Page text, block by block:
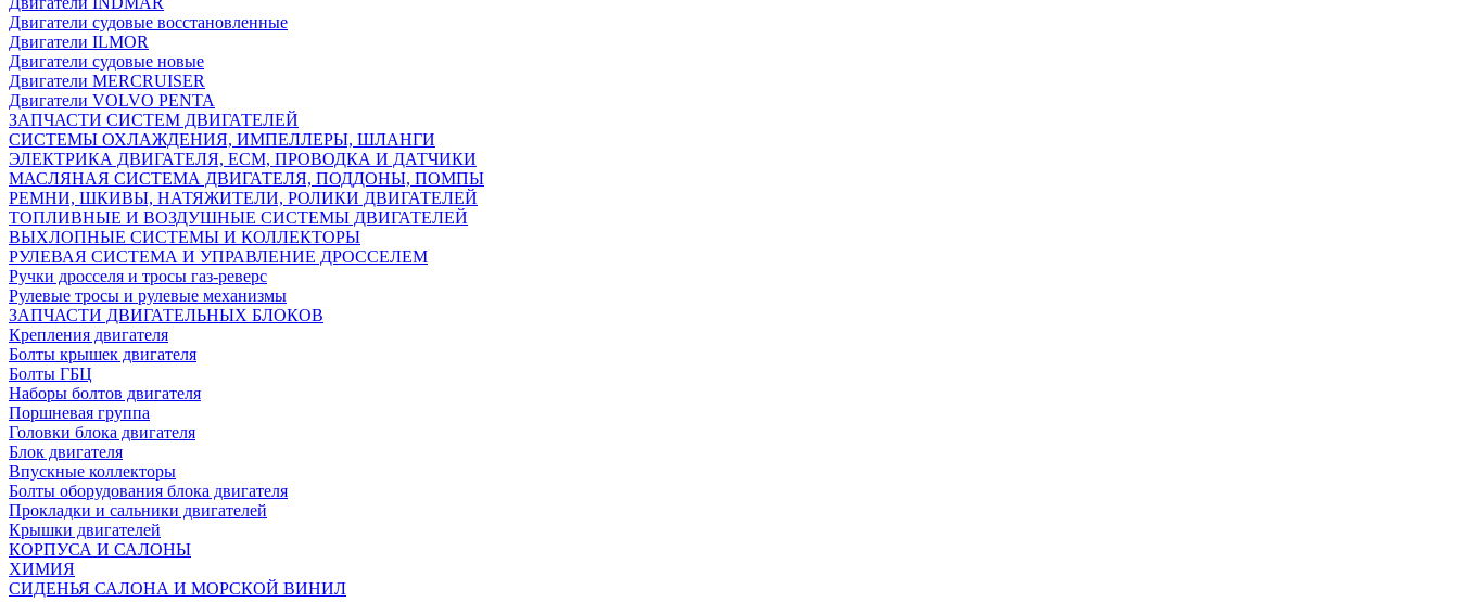
Двигатели судовые восстановленные
Двигатели ILMOR
Двигатели судовые новые
Двигатели MERCRUISER
Двигатели VOLVO PENTA
ЗАПЧАСТИ СИСТЕМ ДВИГАТЕЛЕЙ
СИСТЕМЫ ОХЛАЖДЕНИЯ, ИМПЕЛЛЕРЫ, ШЛАНГИ
ЭЛЕКТРИКА ДВИГАТЕЛЯ, ECM, ПРОВОДКА И ДАТЧИКИ
МАСЛЯНАЯ СИСТЕМА ДВИГАТЕЛЯ, ПОДДОНЫ, ПОМПЫ
РЕМНИ, ШКИВЫ, НАТЯЖИТЕЛИ, РОЛИКИ ДВИГАТЕЛЕЙ
ТОПЛИВНЫЕ И ВОЗДУШНЫЕ СИСТЕМЫ ДВИГАТЕЛЕЙ
ВЫХЛОПНЫЕ СИСТЕМЫ И КОЛЛЕКТОРЫ
РУЛЕВАЯ СИСТЕМА И УПРАВЛЕНИЕ ДРОССЕЛЕМ
Ручки дросселя и тросы газ-реверс
Рулевые тросы и рулевые механизмы
ЗАПЧАСТИ ДВИГАТЕЛЬНЫХ БЛОКОВ
Крепления двигателя
Болты крышек двигателя
Болты ГБЦ
Наборы болтов двигателя
Поршневая группа
Головки блока двигателя
Блок двигателя
Впускные коллекторы
Болты оборудования блока двигателя
Прокладки и сальники двигателей
Крышки двигателей
КОРПУСА И САЛОНЫ
ХИМИЯ
СИДЕНЬЯ САЛОНА И МОРСКОЙ ВИНИЛ